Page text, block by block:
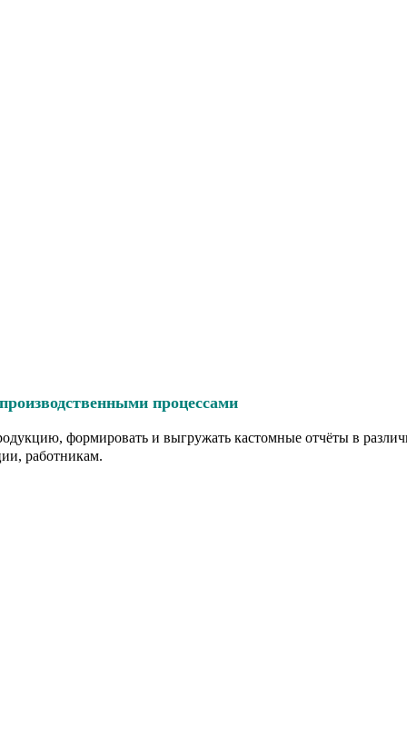
процессами
формировать и выгружать кастомные отчёты в
работникам.